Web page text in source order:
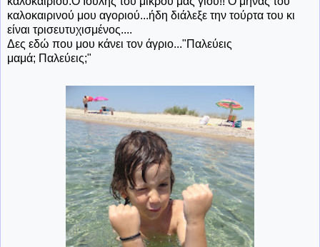
καλοκαιρινού μου αγοριού...ήδη διάλεξε την τούρτα του κι
είναι τρισευτυχισμένος....
Δες εδώ που μου κάνει τον άγριο..."Παλεύεις
μαμά; Παλεύεις;"